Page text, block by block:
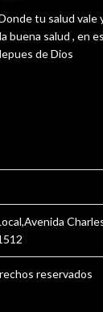
tu salud vale
buena salud , en
de Dios
reservados